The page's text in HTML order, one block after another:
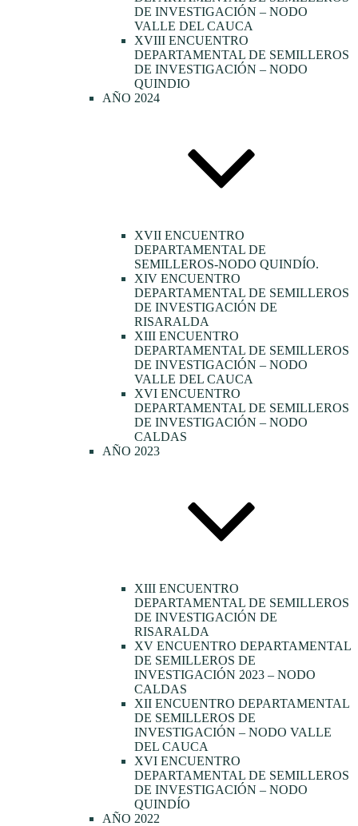
DE INVESTIGACIÓN – NODO
VALLE DEL CAUCA
XVIII ENCUENTRO
DEPARTAMENTAL DE SEMILLEROS
DE INVESTIGACIÓN – NODO
QUINDIO
AÑO 2024
XVII ENCUENTRO
DEPARTAMENTAL DE
SEMILLEROS-NODO QUINDÍO.
XIV ENCUENTRO
DEPARTAMENTAL DE SEMILLEROS
DE INVESTIGACIÓN DE
RISARALDA
XIII ENCUENTRO
DEPARTAMENTAL DE SEMILLEROS
DE INVESTIGACIÓN – NODO
VALLE DEL CAUCA
XVI ENCUENTRO
DEPARTAMENTAL DE SEMILLEROS
DE INVESTIGACIÓN – NODO
CALDAS
AÑO 2023
XIII ENCUENTRO
DEPARTAMENTAL DE SEMILLEROS
DE INVESTIGACIÓN DE
RISARALDA
XV ENCUENTRO DEPARTAMENTAL
DE SEMILLEROS DE
INVESTIGACIÓN 2023 – NODO
CALDAS
XII ENCUENTRO DEPARTAMENTAL
DE SEMILLEROS DE
INVESTIGACIÓN – NODO VALLE
DEL CAUCA
XVI ENCUENTRO
DEPARTAMENTAL DE SEMILLEROS
DE INVESTIGACIÓN – NODO
QUINDÍO
AÑO 2022